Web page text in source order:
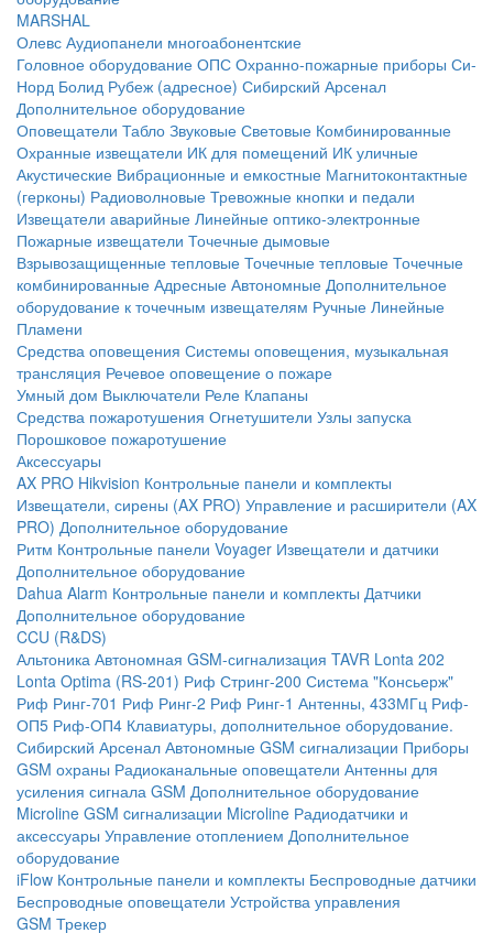
MARSHAL
Олевс Аудиопанели многоабонентские
Головное оборудование ОПС Охранно-пожарные приборы Си-
Норд Болид Рубеж (адресное) Сибирский Арсенал
Дополнительное оборудование
Оповещатели Табло Звуковые Световые Комбинированные
Охранные извещатели ИК для помещений ИК уличные
Акустические Вибрационные и емкостные Магнитоконтактные
(герконы) Радиоволновые Тревожные кнопки и педали
Извещатели аварийные Линейные оптико-электронные
Пожарные извещатели Точечные дымовые
Взрывозащищенные тепловые Точечные тепловые Точечные
комбинированные Адресные Автономные Дополнительное
оборудование к точечным извещателям Ручные Линейные
Пламени
Средства оповещения Системы оповещения, музыкальная
трансляция Речевое оповещение о пожаре
Умный дом Выключатели Реле Клапаны
Средства пожаротушения Огнетушители Узлы запуска
Порошковое пожаротушение
Аксессуары
AX PRO Hikvision Контрольные панели и комплекты
Извещатели, сирены (AX PRO) Управление и расширители (AX
PRO) Дополнительное оборудование
Ритм Контрольные панели Voyager Извещатели и датчики
Дополнительное оборудование
Dahua Alarm Контрольные панели и комплекты Датчики
Дополнительное оборудование
CCU (R&DS)
Альтоника Автономная GSM-сигнализация TAVR Lonta 202
Lonta Optima (RS-201) Риф Стринг-200 Система "Консьерж"
Риф Ринг-701 Риф Ринг-2 Риф Ринг-1 Антенны, 433МГц Риф-
ОП5 Риф-ОП4 Клавиатуры, дополнительное оборудование.
Сибирский Арсенал Автономные GSM сигнализации Приборы
GSM охраны Радиоканальные оповещатели Антенны для
усиления сигнала GSM Дополнительное оборудование
Microline GSM cигнализации Microline Радиодатчики и
аксессуары Управление отоплением Дополнительное
оборудование
iFlow Контрольные панели и комплекты Беспроводные датчики
Беспроводные оповещатели Устройства управления
GSM Трекер